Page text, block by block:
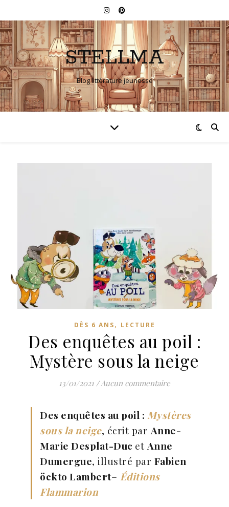
STELLMA
Blog littérature jeunesse
DÈS 6 ANS, LECTURE
Des enquêtes au poil :
Mystère sous la neige
13/01/2021 / Aucun commentaire
Des enquêtes au poil : Mystères
sous la neige, écrit par Anne-
Marie Desplat-Duc et Anne
Dumergue, illustré par Fabien
öckto Lambert– Éditions
Flammarion